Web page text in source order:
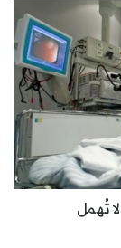
تُهمل